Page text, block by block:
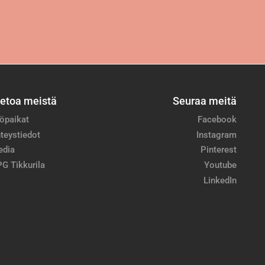
meistä
Tikkurila
Seuraa meitä
Facebook
Instagram
Pinterest
Youtube
LinkedIn